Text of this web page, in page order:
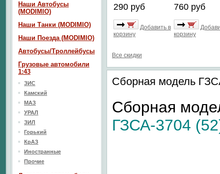
290 руб
Добавить в
корзину
760 руб
корзину
Все скидки
Сборная модель
Сборная
ГЗСА-3704
Наши Автобусы
(MODIMIO)
Наши Танки (MODIMIO)
Наши Поезда (MODIMIO)
Автобусы/Троллейбусы
Грузовые автомобили
1:43
ЗИС
Камский
МАЗ
УРАЛ
ЗИЛ
Горький
КрАЗ
Иностранные
Прочие